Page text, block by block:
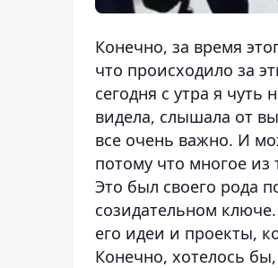
Конечно, за время
что происходило за
сегодня с утра я
видела, слышала от
все очень важно. И
потому что многое из
Это был своего рода
созидательном
его идеи и проекты,
Конечно, хотелось